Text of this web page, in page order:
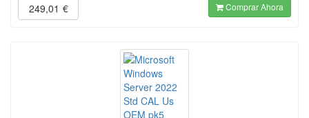
249,01 € Comprar Ahora